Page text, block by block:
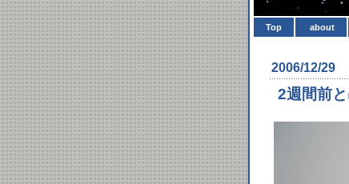
Top about
2006/12/29
2週間前